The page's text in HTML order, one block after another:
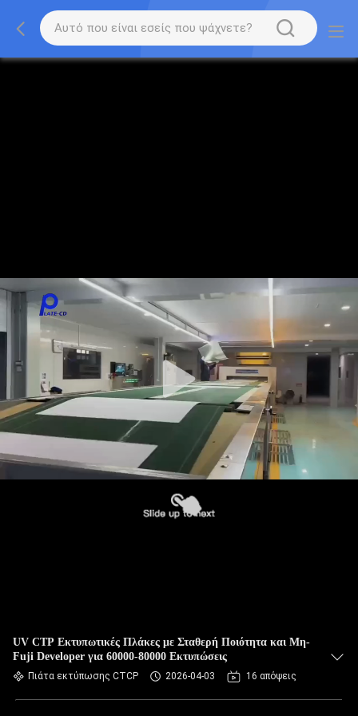
UV CTP Εκτυπωτικές Πλάκες με Σταθερή Ποιότητα και Μη-
Fuji Developer για 60000-80000 Εκτυπώσεις
Πιάτα εκτύπωσης CTCP 2026-04-03 16 απόψεις